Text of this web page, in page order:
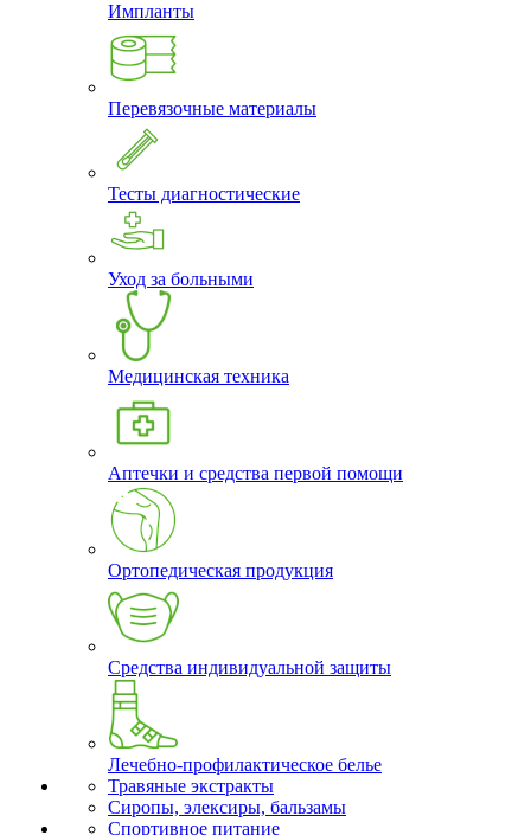
Импланты
Перевязочные материалы
Тесты диагностические
Уход за больными
Медицинская техника
Аптечки и средства первой помощи
Ортопедическая продукция
Средства индивидуальной защиты
Лечебно-профилактическое белье
Травяные экстракты
Сиропы, элексиры, бальзамы
Спортивное питание